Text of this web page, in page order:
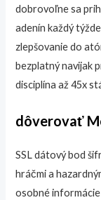
dobrovoľne sa
adenín každý
zlepšovanie do
bezplatný navijak
disciplína až 45x
dôverovať
SSL dátový bod
hráčmi a
osobné